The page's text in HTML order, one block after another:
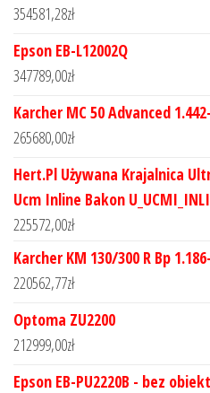
354581,28zł
Epson EB-L12002Q
347789,00zł
Karcher MC 50 Advanced
265680,00zł
Hert.Pl Używana Krajalnica
Ucm Inline Bakon
225572,00zł
Karcher KM 130/300 R Bp
220562,77zł
Optoma ZU2200
212999,00zł
Epson EB-PU2220B - bez